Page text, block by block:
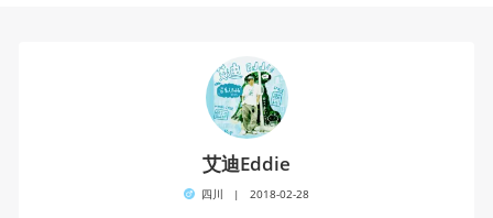
艾迪Eddie
四川 | 2018-02-28